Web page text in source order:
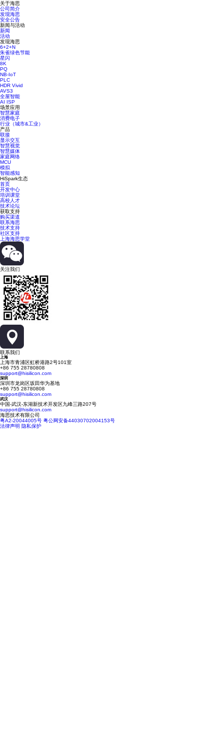
关于海思
公司简介
发现海思
安全公告
新闻与活动
新闻
活动
发现海思
6+2+N
朱雀绿色节能
星闪
8K
PQ
NB-IoT
PLC
HDR Vivid
AVS3
全屋智能
AI ISP
场景应用
智慧家庭
消费电子
行业（城市&工业）
产品
联接
显示交互
智慧视觉
智慧媒体
家庭网络
MCU
模拟
智能感知
HiSpark生态
首页
开发中心
培训课堂
高校人才
技术论坛
获取支持
购买渠道
联系海思
技术支持
社区支持
上海海思学堂
关注我们
联系我们
上海
上海市青浦区虹桥港路2号101室
+86 755 28780808
support@hisilicon.com
深圳
深圳市龙岗区坂田华为基地
+86 755 28780808
support@hisilicon.com
武汉
中国-武汉-东湖新技术开发区九峰三路207号
support@hisilicon.com
海思技术有限公司
粤A2-20044005号 粤公网安备44030702004153号
法律声明 隐私保护